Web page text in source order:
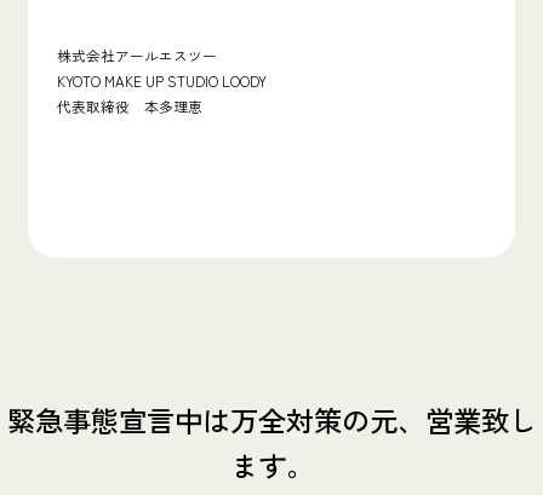
株式会社アールエスツー
KYOTO MAKE UP STUDIO LOODY
代表取締役 本多理恵
緊急事態宣言中は万全対策の元、営業致し
ます。